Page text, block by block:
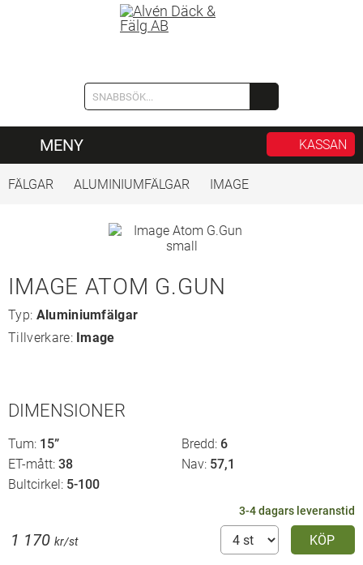
MENY KASSAN
FÄLGAR ALUMINIUMFÄLGAR IMAGE
IMAGE ATOM G.GUN
Typ: Aluminiumfälgar
Tillverkare: Image
DIMENSIONER
Tum 15” Bredd 6
ET-mått 38 Nav 57,1
Bultcirkel 5-100
3-4 dagars leveranstid
KÖP
1 170 kr/st